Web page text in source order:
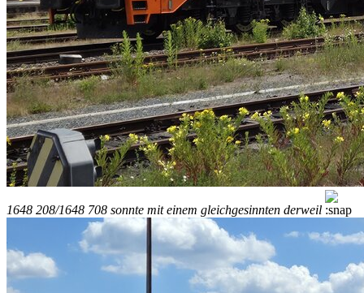
1648 208/1648 708 sonnte mit einem gleichgesinnten derweil